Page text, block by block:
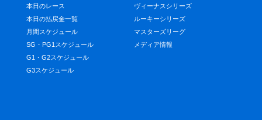
本日のレース
本日の払戻金一覧
月間スケジュール
SG・PG1スケジュール
G1・G2スケジュール
G3スケジュール
ヴィーナスシリーズ
ルーキーシリーズ
マスターズリーグ
メディア情報